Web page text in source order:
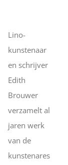
Lino-
kunstenaar
en schrijver
Edith
Brouwer
verzamelt al
jaren werk
van de
kunstenares